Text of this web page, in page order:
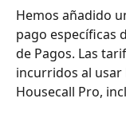
Hemos añadido
pago específicas
de Pagos. Las
incurridos al usar
Housecall Pro,